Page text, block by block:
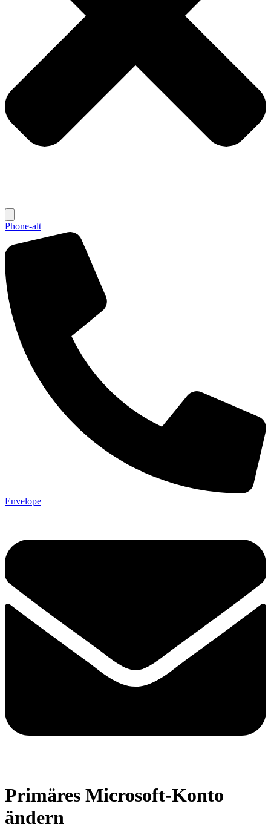
Phone-alt
Envelope
Primäres Microsoft-Konto
ändern